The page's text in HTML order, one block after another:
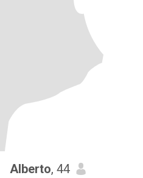
Alberto, 44